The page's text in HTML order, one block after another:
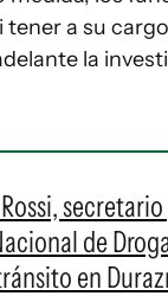
a su
la
de
en